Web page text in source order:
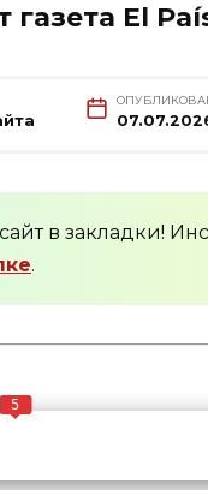
El
в закладки!
.
5